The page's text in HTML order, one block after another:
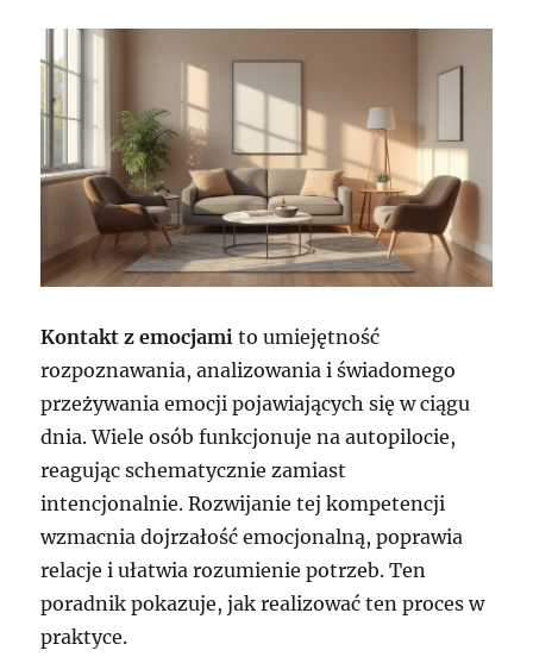
Kontakt z emocjami to umiejętność
rozpoznawania, analizowania i świadomego
przeżywania emocji pojawiających się w ciągu
dnia. Wiele osób funkcjonuje na autopilocie,
reagując schematycznie zamiast
intencjonalnie. Rozwijanie tej kompetencji
wzmacnia dojrzałość emocjonalną, poprawia
relacje i ułatwia rozumienie potrzeb. Ten
poradnik pokazuje, jak realizować ten proces w
praktyce.